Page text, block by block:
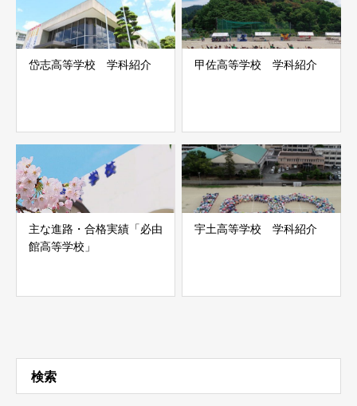
岱志高等学校 学科紹介 甲佐高等学校 学科紹介
主な進路・合格実績「必由
館高等学校」
宇土高等学校 学科紹介
検索